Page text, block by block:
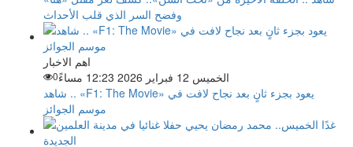
وفضح السر الذي قلب الأحداث
اهم الاخبار
الخميس 12 فبراير 2026 12:23 مساءً
0
شاهد .. «F1: The Movie» يعود بجزء ثانٍ بعد نجاح لافت في
موسم الجوائز